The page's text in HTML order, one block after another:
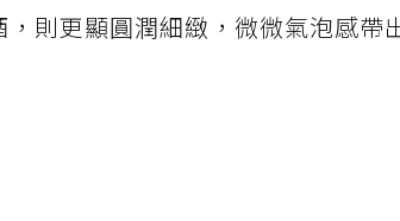
則更顯圓潤細緻，微微氣泡感帶